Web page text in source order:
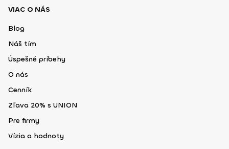
VIAC O NÁS
Blog
Náš tím
Úspešné príbehy
O nás
Cenník
Zľava 20% s UNION
Pre firmy
Vízia a hodnoty